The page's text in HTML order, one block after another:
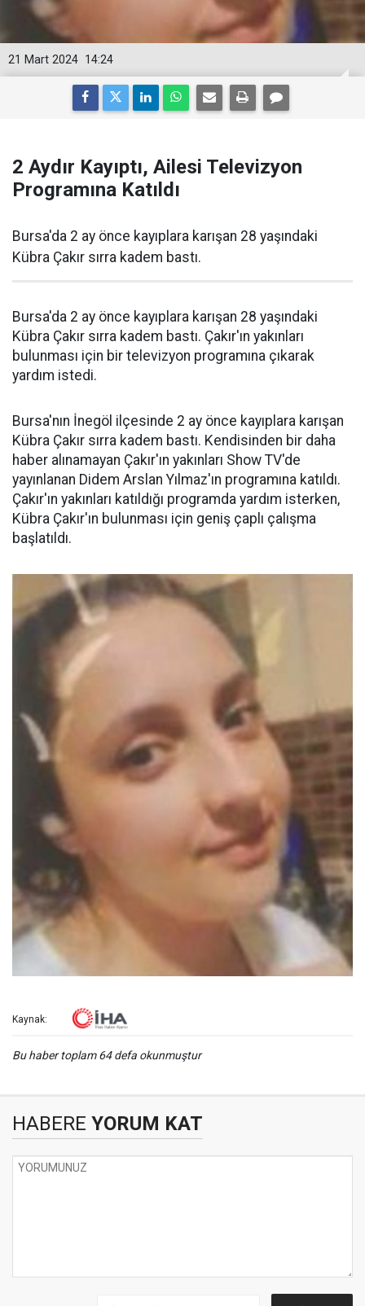
14:24
21 Mart 2024
2 Aydır Kayıptı, Ailesi Televizyon
Programına Katıldı
Bursa'da 2 ay önce kayıplara karışan 28 yaşındaki
Kübra Çakır sırra kadem bastı.
Bursa'da 2 ay önce kayıplara karışan 28 yaşındaki
Kübra Çakır sırra kadem bastı. Çakır'ın yakınları
bulunması için bir televizyon programına çıkarak
yardım istedi.
Bursa'nın İnegöl ilçesinde 2 ay önce kayıplara karışan
Kübra Çakır sırra kadem bastı. Kendisinden bir daha
haber alınamayan Çakır'ın yakınları Show TV'de
yayınlanan Didem Arslan Yılmaz'ın programına katıldı.
Çakır'ın yakınları katıldığı programda yardım isterken,
Kübra Çakır'ın bulunması için geniş çaplı çalışma
başlatıldı.
Kaynak:
Bu haber toplam 64 defa okunmuştur
HABERE YORUM KAT